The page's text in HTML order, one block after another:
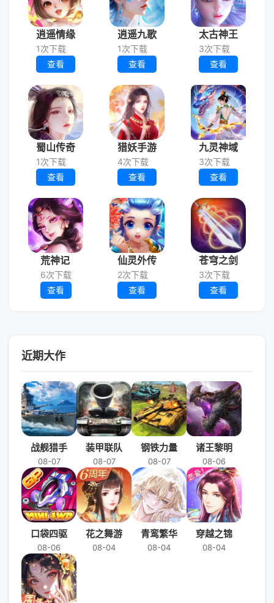
逍遥情缘
1次下载
查看
逍遥九歌
1次下载
查看
太古神王
3次下载
查看
蜀山传奇
1次下载
查看
猎妖手游
4次下载
查看
九灵神域
3次下载
查看
荒神记
6次下载
查看
仙灵外传
2次下载
查看
苍穹之剑
3次下载
查看
近期大作
战舰猎手
08-07
装甲联队
08-07
钢铁力量
08-07
诸王黎明
08-06
口袋四驱
08-06
花之舞游
08-04
青鸾繁华
08-04
穿越之锦
08-04